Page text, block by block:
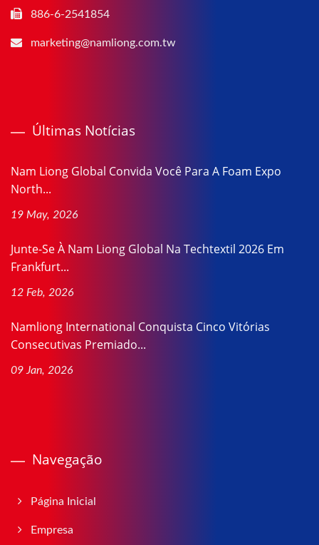
886-6-2541854
marketing@namliong.com.tw
Últimas Notícias
Nam Liong Global Convida Você Para A Foam Expo
North...
19 May, 2026
Junte-Se À Nam Liong Global Na Techtextil 2026 Em
Frankfurt...
12 Feb, 2026
Namliong International Conquista Cinco Vitórias
Consecutivas Premiado...
09 Jan, 2026
Navegação
Página Inicial
Empresa